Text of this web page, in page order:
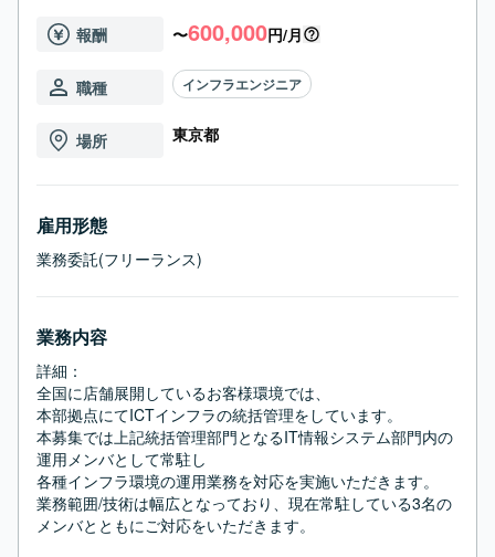
報酬 〜600,000円/月
職種 インフラエンジニア
場所 東京都
雇用形態
業務委託(フリーランス)
業務内容
詳細：
全国に店舗展開しているお客様環境では、
本部拠点にてICTインフラの統括管理をしています。
本募集では上記統括管理部門となるIT情報システム部門内の
運用メンバとして常駐し
各種インフラ環境の運用業務を対応を実施いただきます。
業務範囲/技術は幅広となっており、現在常駐している3名の
メンバとともにご対応をいただきます。